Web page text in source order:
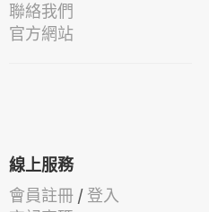
聯絡我們
官方網站
線上服務
會員註冊 / 登入